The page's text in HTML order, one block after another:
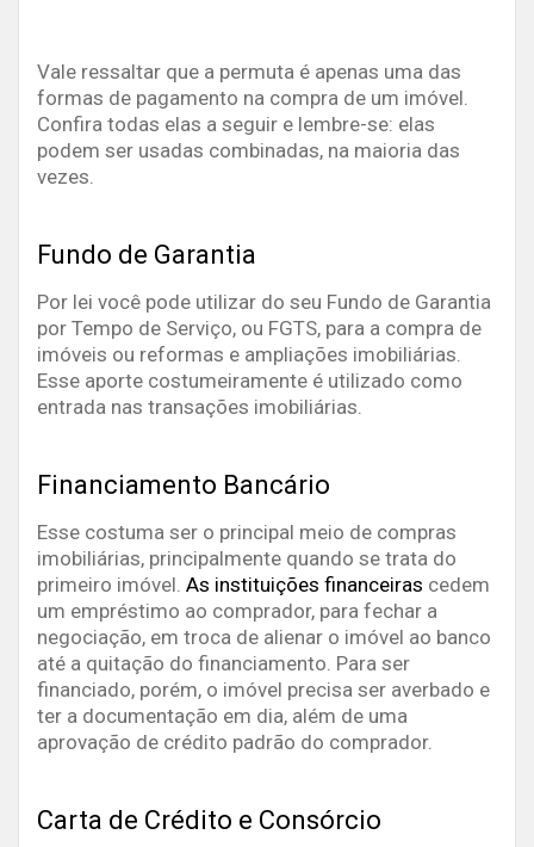
Vale ressaltar que a permuta é apenas uma das
formas de pagamento na compra de um imóvel.
Confira todas elas a seguir e lembre-se: elas
podem ser usadas combinadas, na maioria das
vezes.
Fundo de Garantia
Por lei você pode utilizar do seu Fundo de Garantia
por Tempo de Serviço, ou FGTS, para a compra de
imóveis ou reformas e ampliações imobiliárias.
Esse aporte costumeiramente é utilizado como
entrada nas transações imobiliárias.
Financiamento Bancário
Esse costuma ser o principal meio de compras
imobiliárias, principalmente quando se trata do
primeiro imóvel. As instituições financeiras cedem
um empréstimo ao comprador, para fechar a
negociação, em troca de alienar o imóvel ao banco
até a quitação do financiamento. Para ser
financiado, porém, o imóvel precisa ser averbado e
ter a documentação em dia, além de uma
aprovação de crédito padrão do comprador.
Carta de Crédito e Consórcio